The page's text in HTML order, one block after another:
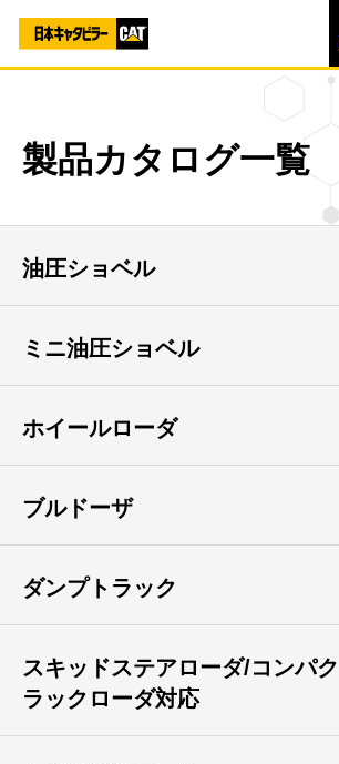
製品カタログ一覧
油圧ショベル
ミニ油圧ショベル
ホイールローダ
ブルドーザ
ダンプトラック
スキッドステアローダ/コンパ
ラックローダ対応